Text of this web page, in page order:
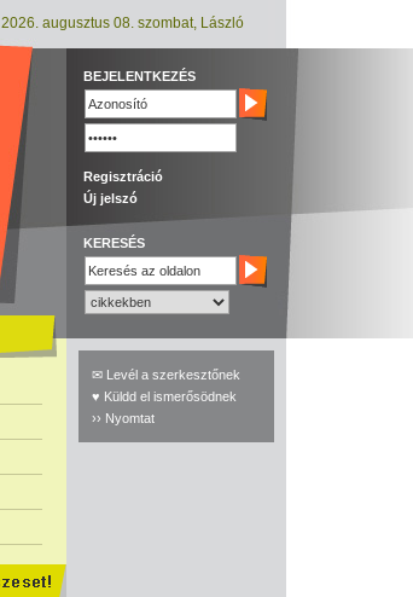
2026. augusztus 08. szombat, László
BEJELENTKEZÉS
Regisztráció
Új jelszó
KERESÉS
✉ Levél a szerkesztőnek
♥ Küldd el ismerősödnek
›› Nyomtat